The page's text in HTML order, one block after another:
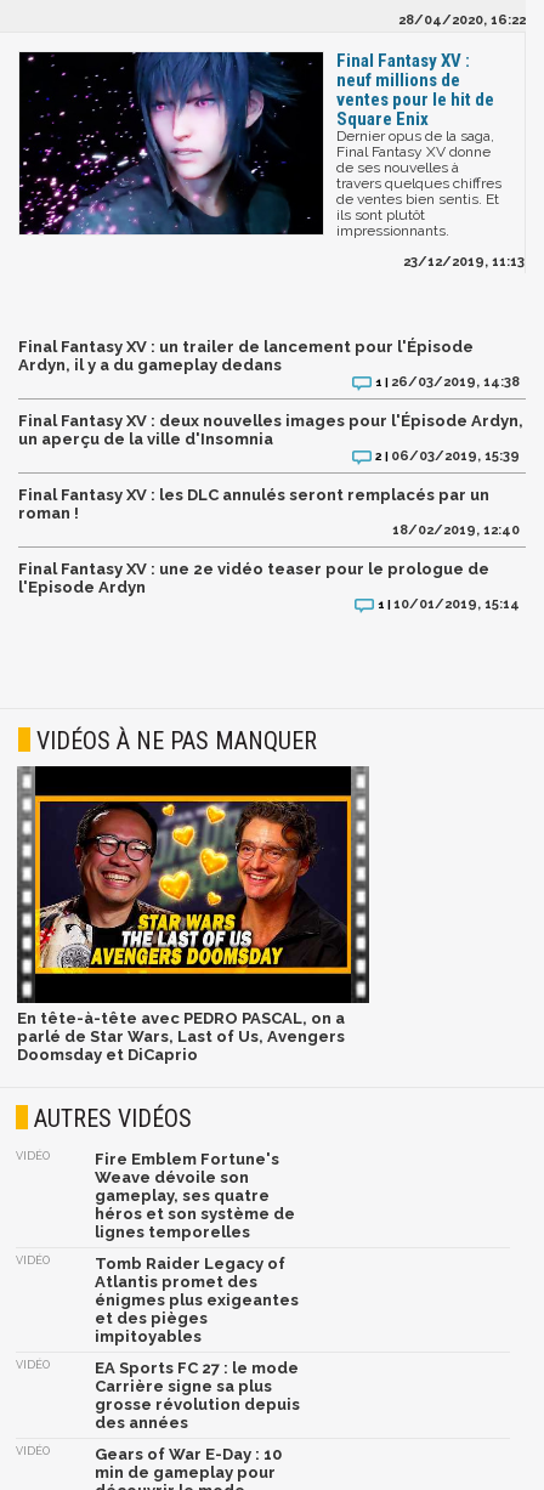
28/04/2020, 16:22
Final Fantasy XV :
neuf millions de
ventes pour le hit de
Square Enix
Dernier opus de la saga,
Final Fantasy XV donne
de ses nouvelles à
travers quelques chiffres
de ventes bien sentis. Et
ils sont plutôt
impressionnants.
23/12/2019, 11:13
Final Fantasy XV : un trailer de lancement pour l'Épisode
Ardyn, il y a du gameplay dedans
1 | 26/03/2019, 14:38
Final Fantasy XV : deux nouvelles images pour l'Épisode Ardyn,
un aperçu de la ville d'Insomnia
2 | 06/03/2019, 15:39
Final Fantasy XV : les DLC annulés seront remplacés par un
roman !
18/02/2019, 12:40
Final Fantasy XV : une 2e vidéo teaser pour le prologue de
l'Episode Ardyn
1 | 10/01/2019, 15:14
VIDÉOS À NE PAS MANQUER
En tête-à-tête avec PEDRO PASCAL, on a
parlé de Star Wars, Last of Us, Avengers
Doomsday et DiCaprio
AUTRES VIDÉOS
VIDÉO
Fire Emblem Fortune's
Weave dévoile son
gameplay, ses quatre
héros et son système de
lignes temporelles
VIDÉO
Tomb Raider Legacy of
Atlantis promet des
énigmes plus exigeantes
et des pièges
impitoyables
VIDÉO
EA Sports FC 27 : le mode
Carrière signe sa plus
grosse révolution depuis
des années
VIDÉO
Gears of War E-Day : 10
min de gameplay pour